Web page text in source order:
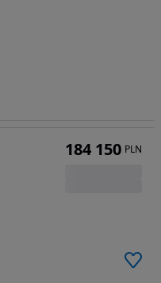
184 150 PLN